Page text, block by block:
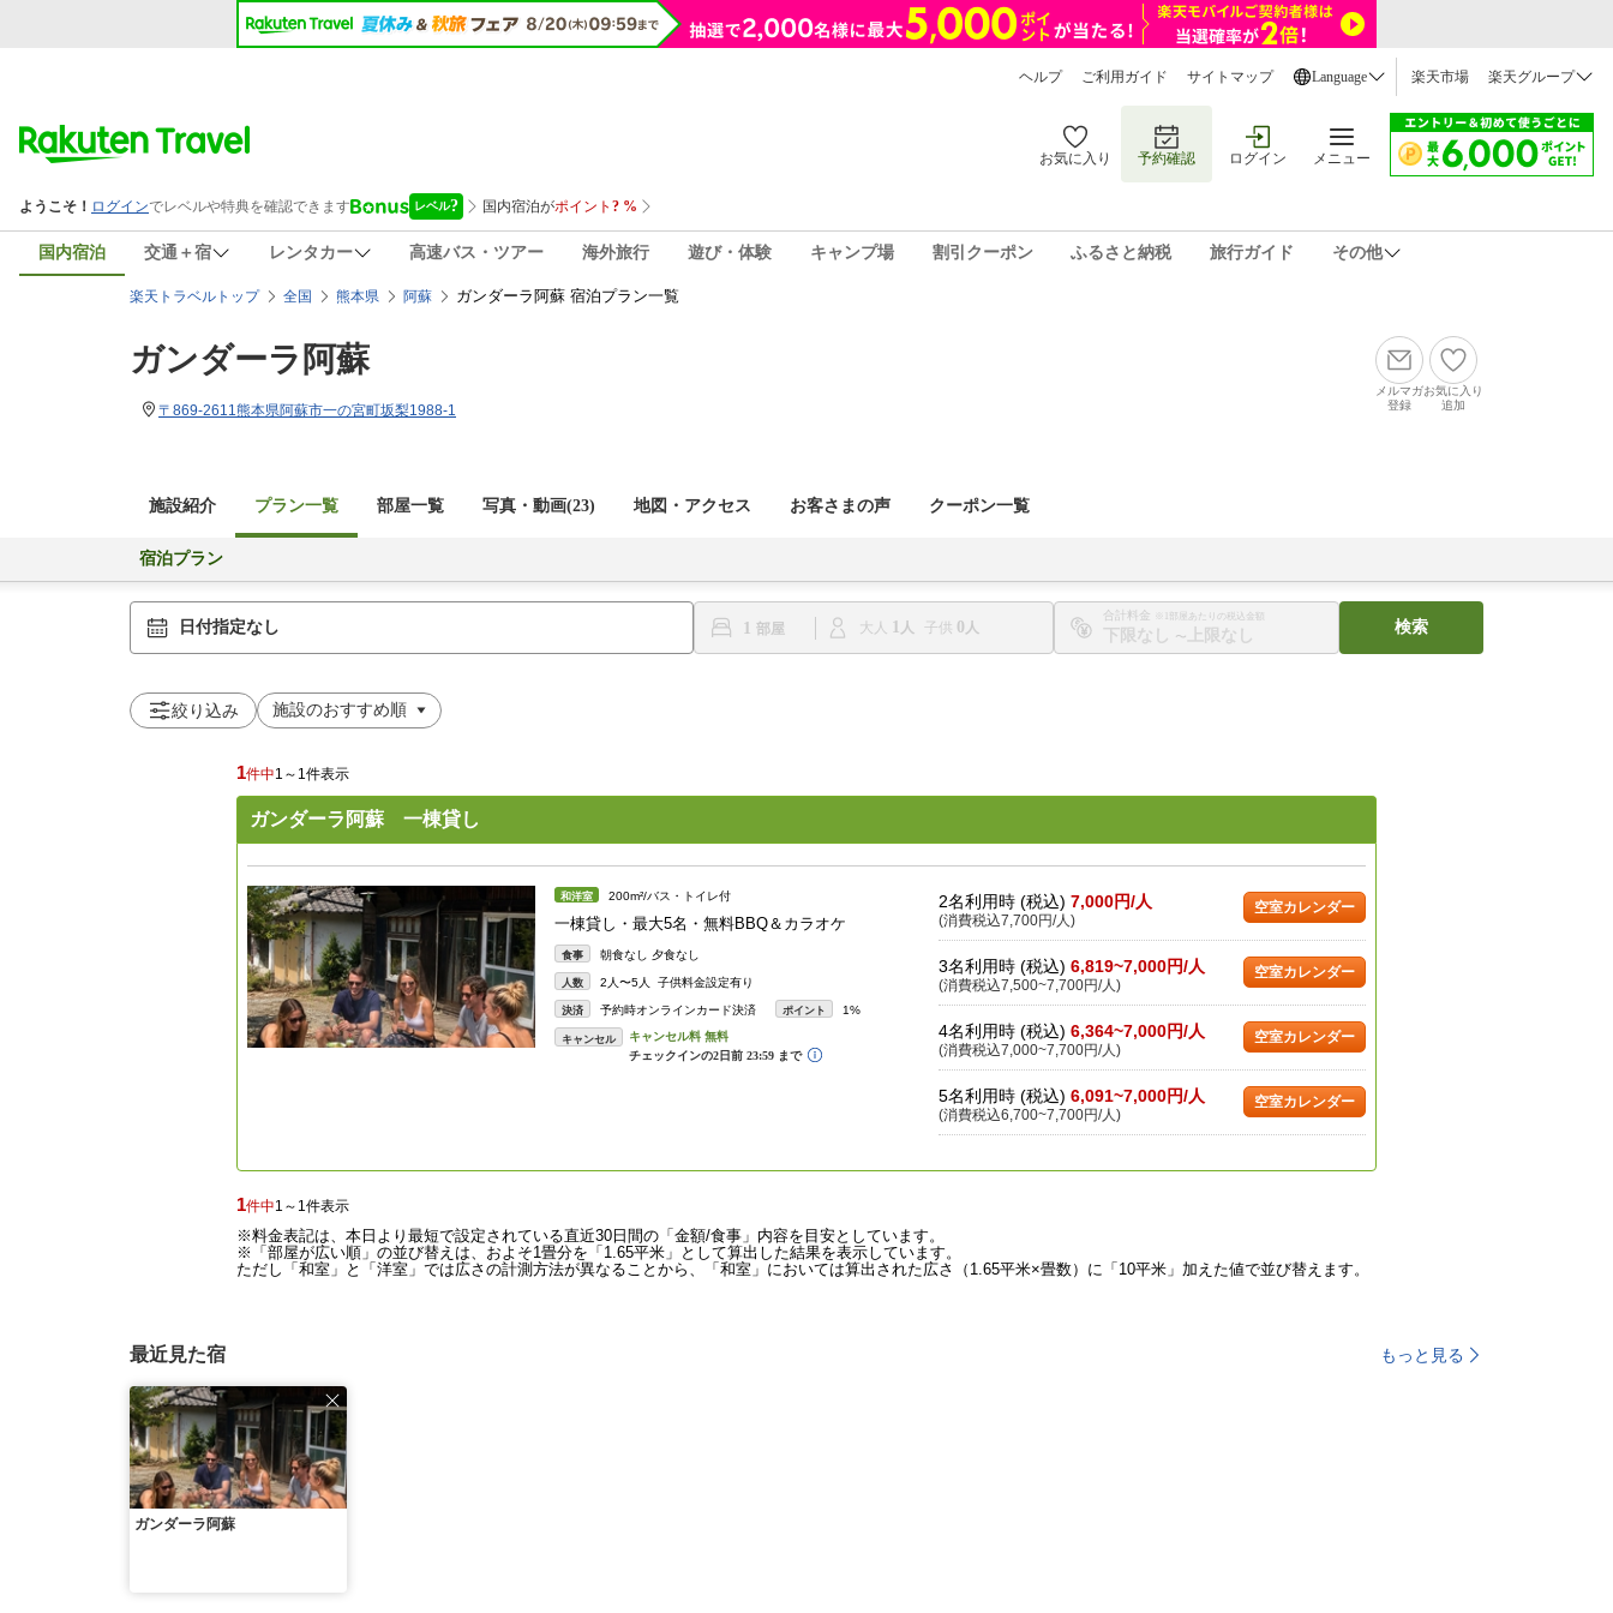
ヘルプ ご利用ガイド サイトマップ Language 楽天市場 楽天グループ
お気に入り 予約確認 ログイン メニュー
国内宿泊 交通＋宿 レンタカー 高速バス・ツアー 海外旅行 遊び・体験 キャンプ場 割引クーポン ふるさと納税 旅行ガイド その他
楽天トラベルトップ 全国 熊本県 阿蘇 ガンダーラ阿蘇 宿泊プラン一覧
ガンダーラ阿蘇
〒869-2611熊本県阿蘇市一の宮町坂梨1988-1
メルマガ
登録
お気に入り
追加
施設紹介 プラン一覧 部屋一覧 写真・動画(23) 地図・アクセス お客さまの声 クーポン一覧
宿泊プラン
日付指定なし 1 大人 1 子供 0
合計料金 ※1部屋あたりの税込金額
〜
検索
絞り込み
1件中1～1件表示
ガンダーラ阿蘇 一棟貸し
和洋室 200m²/バス・トイレ付
一棟貸し・最大5名・無料BBQ＆カラオケ
食事 朝食なし 夕食なし
人数 2人〜5人 子供料金設定有り
決済 予約時オンラインカード決済 ポイント 1%
キャンセル
2名利用時 (税込) 7,000円/人
(消費税込7,700円/人)
空室カレンダー
3名利用時 (税込) 6,819~7,000円/人
(消費税込7,500~7,700円/人)
空室カレンダー
4名利用時 (税込) 6,364~7,000円/人
(消費税込7,000~7,700円/人)
空室カレンダー
5名利用時 (税込) 6,091~7,000円/人
(消費税込6,700~7,700円/人)
空室カレンダー
1件中1～1件表示
※料金表記は、本日より最短で設定されている直近30日間の「金額/食事」内容を目安としています。
※「部屋が広い順」の並び替えは、およそ1畳分を「1.65平米」として算出した結果を表示しています。
ただし「和室」と「洋室」では広さの計測方法が異なることから、「和室」においては算出された広さ（1.65平米×畳数）に「10平米」加えた値で並び替えます。
最近見た宿 もっと見る
ガンダーラ阿蘇